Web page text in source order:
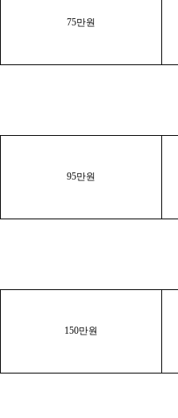
75만원
95만원
150만원